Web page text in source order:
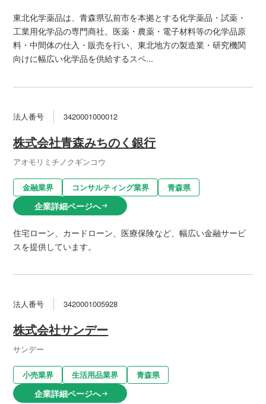
東北化学薬品は、青森県弘前市を本拠とする化学薬品・試薬・
工業用化学品の専門商社。医薬・農薬・電子材料等の化学品原
料・中間体の仕入・販売を行い、東北地方の製造業・研究機関
向けに幅広い化学品を供給するスペ...
法人番号 3420001000012
株式会社青森みちのく銀行
アオモリミチノクギンコウ
金融業界 コンサルティング業界 青森県
企業詳細ページへarrow_right_alt
住宅ローン、カードローン、医療保険など、幅広い金融サービ
スを提供しています。
法人番号 3420001005928
株式会社サンデー
サンデー
小売業界 生活用品業界 青森県
企業詳細ページへarrow_right_alt